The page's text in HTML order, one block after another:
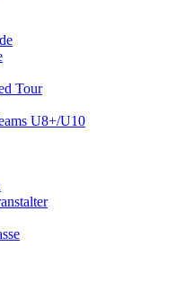
Tour
U8+/U10